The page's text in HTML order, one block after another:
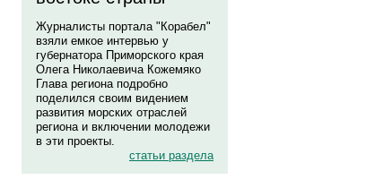
Журналисты портала "Корабел"
взяли емкое интервью у
губернатора Приморского края
Олега Николаевича Кожемяко
Глава региона подробно
поделился своим видением
развития морских отраслей
региона и включении молодежи
в эти проекты.
статьи раздела